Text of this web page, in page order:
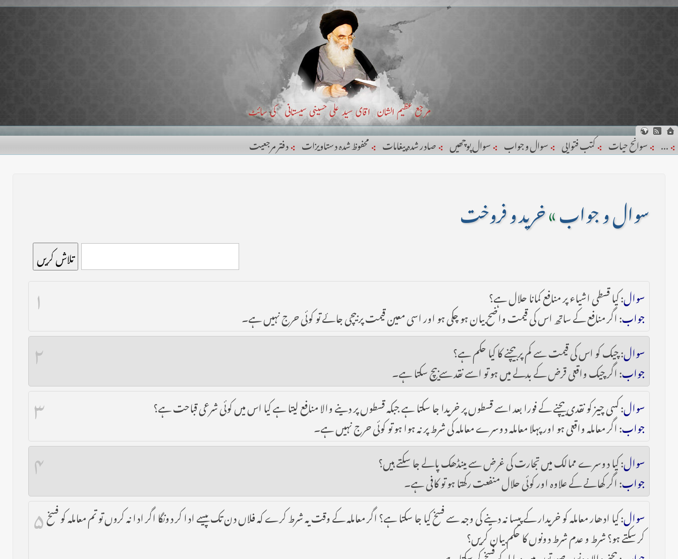
... سوانح حیات کتب فتوایی سوال و جواب سوال پوچھیں صادر شدہ پیغامات محفوظ شدہ دستاویزات دفتر مرجعيت
سوال و جواب»خرید و فروخت
تلاش کریں
۱ سوال: کیا قسطی اشیاء پر منافع کمانا حلال ہے؟
جواب: اگر منافع کے ساتھ اس کی قیمت واضح بیان ہو چکی ہو اور اسی معین قیمت پر بیچی جائے تو کوئی حرج نہیں ہے۔
۲ سوال: چیک کو اس کی قیمت سے کم پر بیچنے کا کیا حکم ہے؟
جواب: اگر چیک واقعی قرض کے بدلے میں ہو تو اسے نقد سے بیچ سکتا ہے۔
۳ سوال: کسی چیز کو نقدی بیچنے کے فورا بعد اسے قسطوں پر خریدا جا سکتا ہے جبکہ قسطوں پر دینے والا منافع لیتا ہے کیا اس میں کوئی شرعی قباحت ہے؟
جواب: اگر معاملہ واقعی ہو اور پہلا معاملہ دوسرے معاملہ کی شرط پر نہ ہوا ہو تو کوئی حرج نہیں ہے۔
۴ سوال: کیا دوسرے ممالک میں تجارت کی غرض سے مینڈھک پالے جا سکتے ہیں؟
جواب: اگر کھانے کے علاوہ اور کوئی حلال منفعت رکھتا ہو تو کافی ہے۔
۵ سوال: کیا ادھار معاملہ کو خریدار کے پیسا نہ دینے کی وجہ سے فسخ کیا جا سکتا ہے؟ اگر معاملہ کے وقت یہ شرط کرے کہ فلاں دن تک پیسے ادا کر دونگا اگر ادا نہ کروں تو تم معاملہ کو فسخ
کر سکتے ہو؟ شرط و عدم شرط دونوں کا حکم بیان کریں؟